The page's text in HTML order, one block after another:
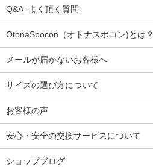
Q&A -よく頂く質問-
OtonaSpocon（オトナスポコン)とは？
メールが届かないお客様へ
サイズの選び方について
お客様の声
安心・安全の交換サービスについて
ショップブログ